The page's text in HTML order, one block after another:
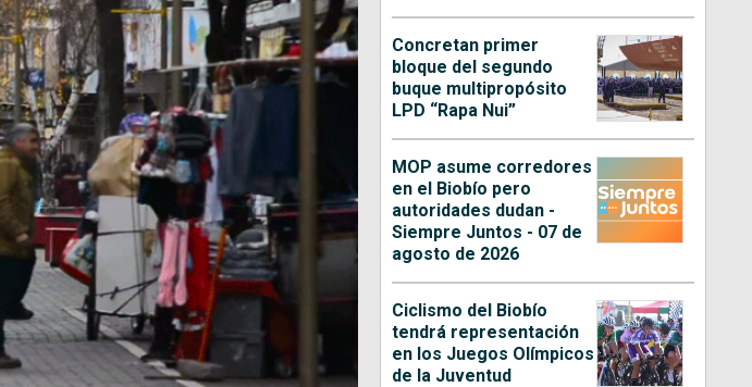
Concretan primer
bloque del segundo
buque multipropósito
LPD “Rapa Nui”
MOP asume corredores
en el Biobío pero
autoridades dudan -
Siempre Juntos - 07 de
agosto de 2026
Ciclismo del Biobío
tendrá representación
en los Juegos Olímpicos
de la Juventud